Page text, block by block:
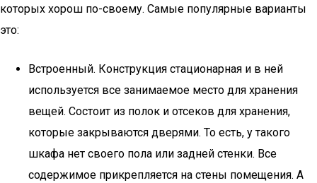
которых хорош по-своему. Самые популярные варианты
это:
Встроенный. Конструкция стационарная и в ней
используется все занимаемое место для хранения
вещей. Состоит из полок и отсеков для хранения,
которые закрываются дверями. То есть, у такого
шкафа нет своего пола или задней стенки. Все
содержимое прикрепляется на стены помещения. А